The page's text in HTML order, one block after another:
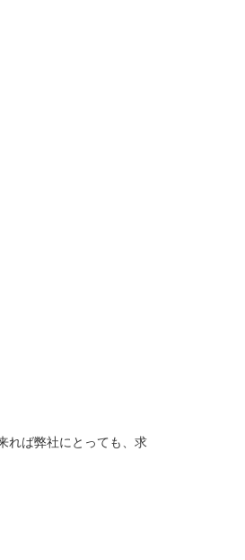
れば弊社にとっても、求